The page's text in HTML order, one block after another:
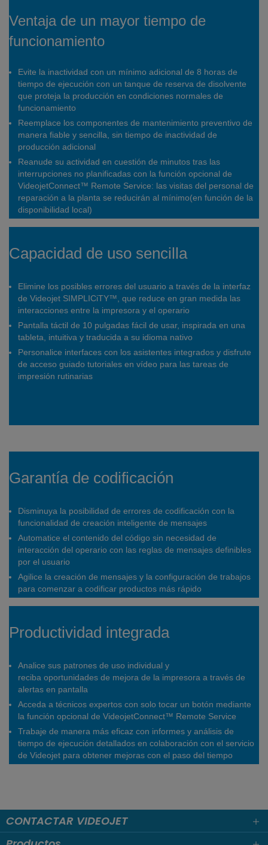
Ventaja de un mayor tiempo de
funcionamiento
Evite la inactividad con un mínimo adicional de 8 horas de
tiempo de ejecución con un tanque de reserva de disolvente
que proteja la producción en condiciones normales de
funcionamiento
Reemplace los componentes de mantenimiento preventivo de
manera fiable y sencilla, sin tiempo de inactividad de
producción adicional
Reanude su actividad en cuestión de minutos tras las
interrupciones no planificadas con la función opcional de
VideojetConnect™ Remote Service: las visitas del personal de
reparación a la planta se reducirán al mínimo(en función de la
disponibilidad local)
Capacidad de uso sencilla
Elimine los posibles errores del usuario a través de la interfaz
de Videojet SIMPLICiTY™, que reduce en gran medida las
interacciones entre la impresora y el operario
Pantalla táctil de 10 pulgadas fácil de usar, inspirada en una
tableta, intuitiva y traducida a su idioma nativo
Personalice interfaces con los asistentes integrados y disfrute
de acceso guiado tutoriales en vídeo para las tareas de
impresión rutinarias
Garantía de codificación
Disminuya la posibilidad de errores de codificación con la
funcionalidad de creación inteligente de mensajes
Automatice el contenido del código sin necesidad de
interacción del operario con las reglas de mensajes definibles
por el usuario
Agilice la creación de mensajes y la configuración de trabajos
para comenzar a codificar productos más rápido
Productividad integrada
Analice sus patrones de uso individual y
reciba oportunidades de mejora de la impresora a través de
alertas en pantalla
Acceda a técnicos expertos con solo tocar un botón mediante
la función opcional de VideojetConnect™ Remote Service
Trabaje de manera más eficaz con informes y análisis de
tiempo de ejecución detallados en colaboración con el servicio
de Videojet para obtener mejoras con el paso del tiempo
CONTACTAR VIDEOJET